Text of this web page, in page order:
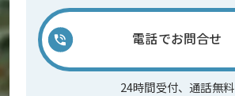
電話でお問合せ
24時間受付、通話無料